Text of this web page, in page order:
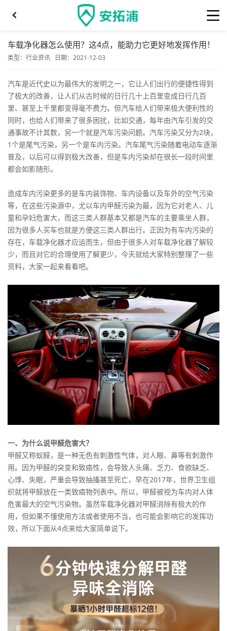
车载净化器怎么使用？这4点，能助力它更好地发挥作用！
类型： 行业资讯 日期：2021-12-03
汽车是近代史以为最伟大的发明之一，它让人们出行的便捷性得到
了极大的改善，让人们从古时候的日行几十上百里变成日行几百
里、甚至上千里都变得毫不费力。但汽车给人们带来极大便利性的
同时，也给人们带来了很多困扰，比如交通，每年由汽车引发的交
通事故不计其数，另一个就是汽车污染问题。汽车污染又分为2块，
1个是尾气污染，另一个是车内污染。汽车尾气污染随着电动车逐渐
普及，以后可以得到极大改善，但是车内污染却在很长一段时间里
都会如影随形。
造成车内污染更多的是车内装饰物、车内设备以及车外的空气污染
等，在这些污染源中，尤以车内甲醛污染为最，因为它对老人、儿
童和孕妇危害大，而这三类人群基本又都是汽车的主要乘坐人群，
因为很多人买车也就是方便这三类人群出行。正因为有车内污染的
存在，车载净化器才应运而生，但由于很多人对车载净化器了解较
少，而且对它的合理使用了解更少，今天就给大家特别整理了一些
资料，大家一起来看看吧。
一、为什么说甲醛危害大？
甲醛又称蚁醛，是一种无色有刺激性气体，对人眼、鼻等有刺激作
用。因为甲醛的突变和致癌性，会导致人头痛、乏力、食欲缺乏、
心悸、失眠，严重会导致抽搐甚至死亡，早在2017年，世界卫生组
织就将甲醛放在一类致癌物列表中。所以，甲醛被视为车内对人体
危害最大的空气污染物。虽然车载净化器对甲醛消除有极大的作
用，但如果不懂使用方法或者使用不当，也可能会影响它的发挥功
效，所以下面从4点来给大家简单说下。